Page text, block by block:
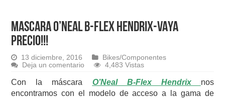
MASCARA O’NEAL B-FLEX HENDRIX-VAYA
PRECIO!!!
13 diciembre, 2016
Bikes/Componentes
Deja un comentario
4,483 Vistas
Con la máscara O’Neal B-Flex Hendrix
nos
encontramos con el modelo de acceso a la gama de